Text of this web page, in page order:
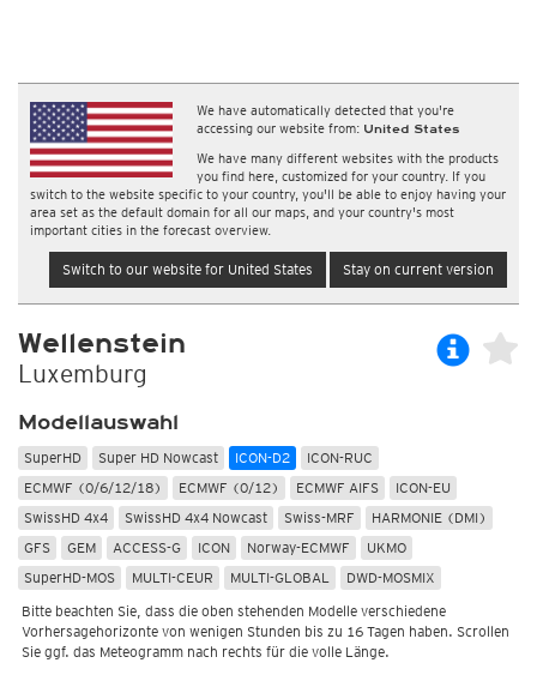
We have automatically detected that you're
accessing our website from: United States
We have many different websites with the products
you find here, customized for your country. If you
switch to the website specific to your country, you'll be able to enjoy having your
area set as the default domain for all our maps, and your country's most
important cities in the forecast overview.
Switch to our website for United States Stay on current version
Wellenstein
Luxemburg
Modellauswahl
SuperHD Super HD Nowcast ICON-D2
ICON-RUC
ECMWF (0/6/12/18)
ECMWF (0/12) ECMWF AIFS
ICON-EU
SwissHD 4x4
SwissHD 4x4 Nowcast Swiss-MRF
HARMONIE (DMI)
GFS
GEM ACCESS-G ICON Norway-ECMWF
UKMO
SuperHD-MOS
MULTI-CEUR MULTI-GLOBAL DWD-MOSMIX
Bitte beachten Sie, dass die oben stehenden Modelle verschiedene
Vorhersagehorizonte von wenigen Stunden bis zu 16 Tagen haben. Scrollen
Sie ggf. das Meteogramm nach rechts für die volle Länge.